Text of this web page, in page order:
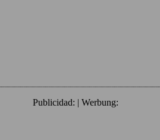
Publicidad: | Werbung: